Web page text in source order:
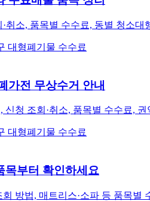
취소, 품목별 수수료, 동별 청소
대형폐기물 수수료
가전 무상수거 안내
청 조회·취소, 품목별 수수료,
대형폐기물 수수료
목부터 확인하세요
방법, 매트리스·소파 등 품목